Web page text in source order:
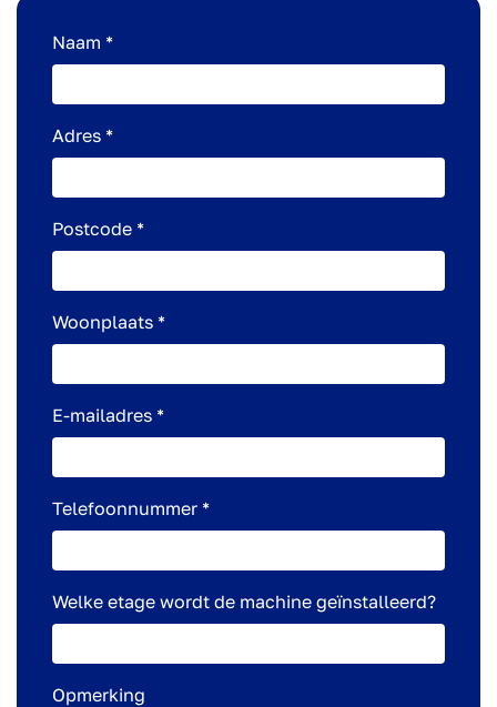
Naam *
Adres *
Postcode *
Woonplaats *
E-mailadres *
Telefoonnummer *
Welke etage wordt de machine geïnstalleerd?
Opmerking